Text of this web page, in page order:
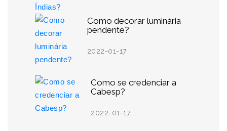
Como decorar luminária
pendente?
2022-01-17
Como se credenciar a
Cabesp?
2022-01-17